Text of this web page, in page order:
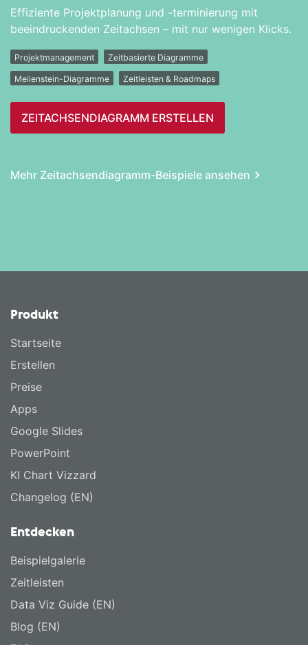
Effiziente Projektplanung und -terminierung mit
beeindruckenden Zeitachsen – mit nur wenigen Klicks.
Projektmanagement Zeitbasierte Diagramme
Meilenstein-Diagramme Zeitleisten & Roadmaps
ZEITACHSEN­DIAGRAMM ERSTELLEN
Mehr Zeitachsen­diagramm-Beispiele ansehen
Produkt
Startseite
Erstellen
Preise
Apps
Google Slides
PowerPoint
KI Chart Vizzard
Changelog (EN)
Entdecken
Beispielgalerie
Zeitleisten
Data Viz Guide (EN)
Blog (EN)